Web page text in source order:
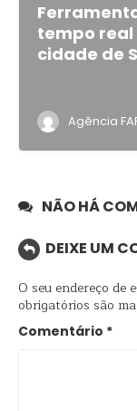
tempo real
cidade de
Agência
NÃO HÁ
DEIXE UM
O seu endereço de
obrigatórios são
Comentário *